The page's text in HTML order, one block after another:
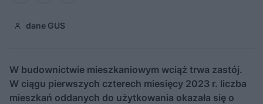
dane GUS
W budownictwie mieszkaniowym wciąż trwa zastój.
W ciągu pierwszych czterech miesięcy 2023 r. liczba
mieszkań oddanych do użytkowania okazała się o